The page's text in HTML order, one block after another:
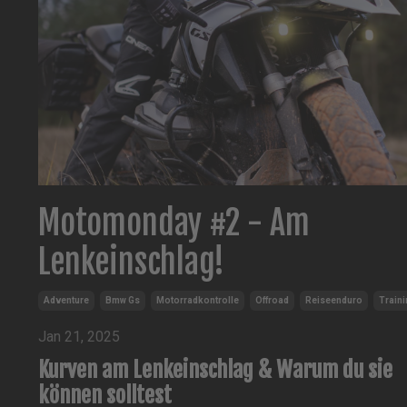
Motomonday #2 - Am
Lenkeinschlag!
Adventure Bmw Gs Motorradkontrolle Offroad Reiseenduro
Jan 21, 2025
Kurven am Lenkeinschlag & Warum du sie
können solltest